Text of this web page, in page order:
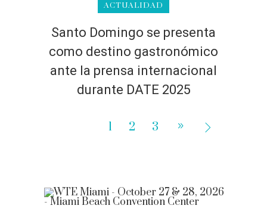
ACTUALIDAD
Santo Domingo se presenta
como destino gastronómico
ante la prensa internacional
durante DATE 2025
1 2 3